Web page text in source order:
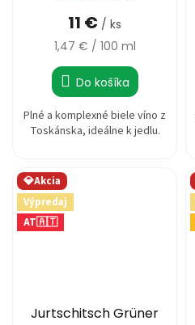
11 € / ks
Jednotková
1,47 € / 100 ml
Do košíka
Plné a komplexné biele víno z
Toskánska, ideálne k jedlu.
💎Akcia
Výpredaj
AT🇦🇹
Jurtschitsch Grüner